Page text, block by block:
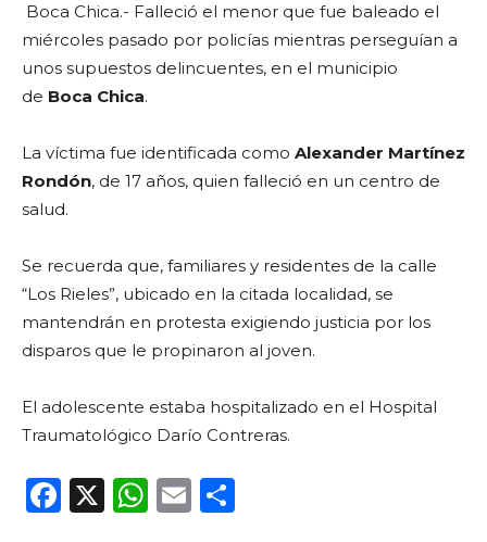
c
e
b
o
k
a
ts
p
ai
l
m
p
r
Boca Chica.- Falleció el menor que fue baleado el
miércoles pasado por policías mientras perseguían a
unos supuestos delincuentes, en el municipio
de Boca Chica.
La víctima fue identificada como Alexander Martínez
Rondón, de 17 años, quien falleció en un centro de
salud.
Se recuerda que, familiares y residentes de la calle
“Los Rieles”, ubicado en la citada localidad, se
mantendrán en protesta exigiendo justicia por los
disparos que le propinaron al joven.
El adolescente estaba hospitalizado en el Hospital
Traumatológico Darío Contreras.
F
X
W E